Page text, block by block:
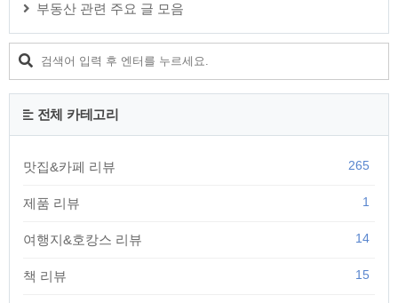
부동산 관련 주요 글 모음
전체 카테고리
맛집&카페 리뷰 265
제품 리뷰 1
여행지&호캉스 리뷰 14
책 리뷰 15